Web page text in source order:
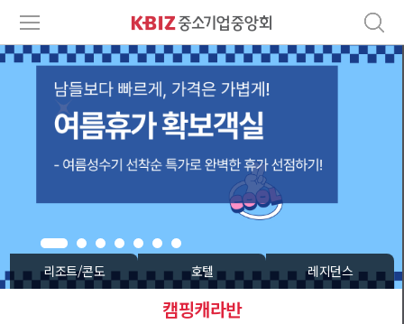
리조트/콘도 호텔 레지던스
캠핑캐라반